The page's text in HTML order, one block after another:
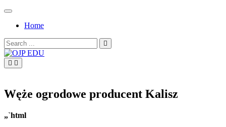
Skip
contentHome
Search
for:
Węże ogrodowe producent Kalisz
„`html